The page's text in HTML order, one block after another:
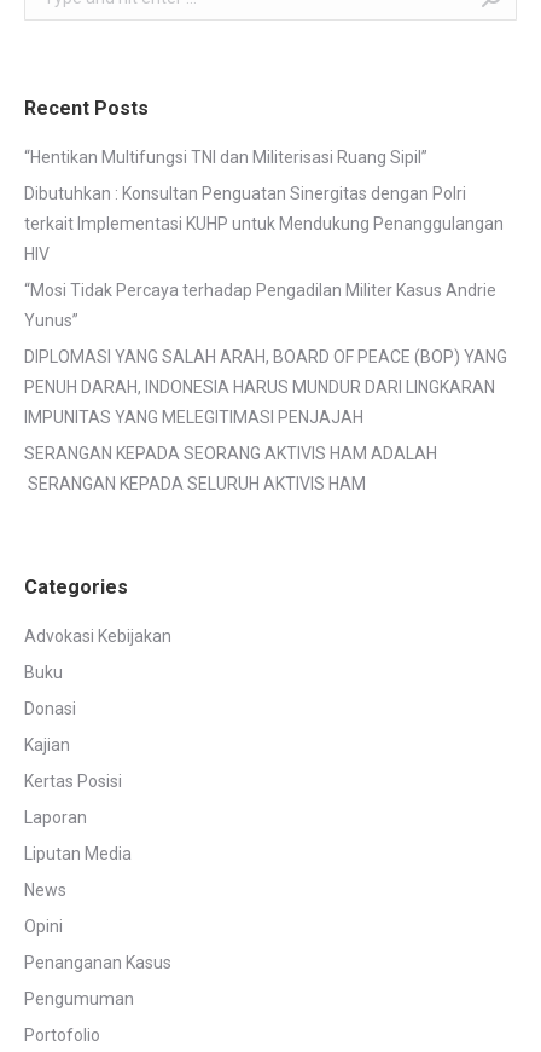
Recent Posts
“Hentikan Multifungsi TNI dan Militerisasi Ruang Sipil”
Dibutuhkan : Konsultan Penguatan Sinergitas dengan Polri
terkait Implementasi KUHP untuk Mendukung Penanggulangan
HIV
“Mosi Tidak Percaya terhadap Pengadilan Militer Kasus Andrie
Yunus”
DIPLOMASI YANG SALAH ARAH, BOARD OF PEACE (BOP) YANG
PENUH DARAH, INDONESIA HARUS MUNDUR DARI LINGKARAN
IMPUNITAS YANG MELEGITIMASI PENJAJAH
SERANGAN KEPADA SEORANG AKTIVIS HAM ADALAH
SERANGAN KEPADA SELURUH AKTIVIS HAM
Categories
Advokasi Kebijakan
Buku
Donasi
Kajian
Kertas Posisi
Laporan
Liputan Media
News
Opini
Penanganan Kasus
Pengumuman
Portofolio